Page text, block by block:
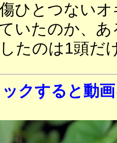
ひとつない
いたのか、
たのは1頭だ
クすると動